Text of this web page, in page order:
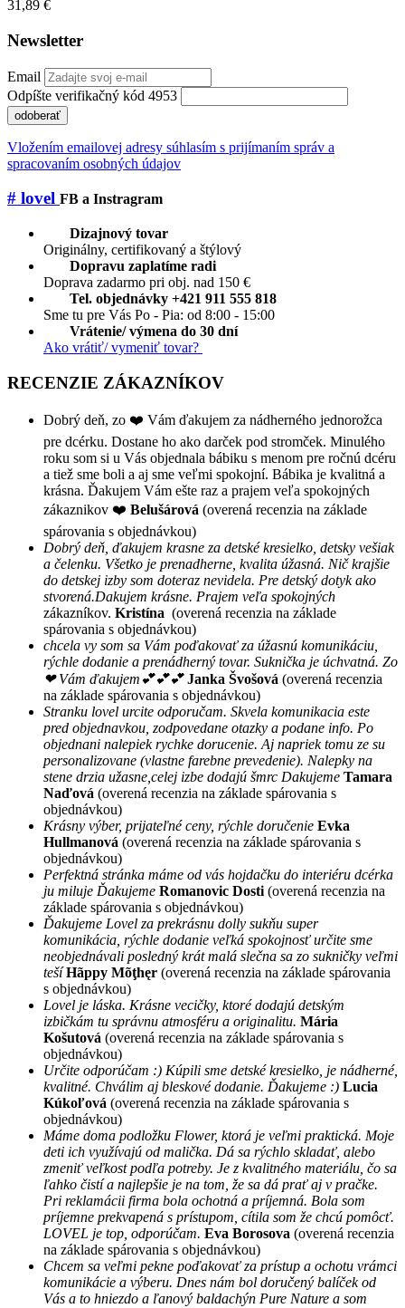
31,89 €
Newsletter
Email
Odpíšte verifikačný kód 4953
odoberať
Vložením emailovej adresy súhlasím s prijímaním správ a
spracovaním osobných údajov
# lovel FB a Instragram
Dizajnový tovar
Originálny, certifikovaný a štýlový
Dopravu zaplatíme radi
Doprava zadarmo pri obj. nad 150 €
Tel. objednávky +421 911 555 818
Sme tu pre Vás Po - Pia: od 8:00 - 15:00
Vrátenie/ výmena do 30 dní
Ako vrátiť/ vymeniť tovar?
RECENZIE ZÁKAZNÍKOV
Dobrý deň, zo ❤️ Vám ďakujem za nádherného jednorožca
pre dcérku. Dostane ho ako darček pod stromček. Minulého
roku som si u Vás objednala bábiku s menom pre ročnú dcéru
a tiež sme boli a aj sme veľmi spokojní. Bábika je kvalitná a
krásna. Ďakujem Vám ešte raz a prajem veľa spokojných
zákaznikov ❤️ Belušárová (overená recenzia na základe
spárovania s objednávkou)
Dobrý deň, ďakujem krasne za detské kresielko, detsky vešiak
a čelenku. Všetko je prenadherne, kvalita úžasná. Nič krajšie
do detskej izby som doteraz nevidela. Pre detský dotyk ako
stvorená.Dakujem krásne. Prajem veľa spokojných
zákazníkov. Kristína (overená recenzia na základe
spárovania s objednávkou)
chcela vy som sa Vám poďakovať za úžasnú komunikáciu,
rýchle dodanie a prenádherný tovar. Suknička je úchvatná. Zo
❤ Vám ďakujem💕💕💕 Janka Švošová (overená recenzia
na základe spárovania s objednávkou)
Stranku lovel urcite odporučam. Skvela komunikacia este
pred objednavkou, zodpovedane otazky a podane info. Po
objednani nalepiek rychke dorucenie. Aj napriek tomu ze su
personalizovane (vlastne farebne prevedenie). Nalepky na
stene drzia užasne,celej izbe dodajú šmrc Dakujeme Tamara
Naďová (overená recenzia na základe spárovania s
objednávkou)
Krásny výber, prijateľné ceny, rýchle doručenie Evka
Hullmanová (overená recenzia na základe spárovania s
objednávkou)
Perfektná stránka máme od vás hojdačku do interiéru dcérka
ju miluje Ďakujeme Romanovic Dosti(overená recenzia na
základe spárovania s objednávkou)
Ďakujeme Lovel za prekrásnu dolly sukňu super
komunikácia, rýchle dodanie veľká spokojnosť určite sme
neobjednávali posledný krát malá slečna sa zo sukničky veľmi
tešíHãppy Mõţhęr (overená recenzia na základe spárovania
s objednávkou)
Lovel je láska. Krásne vecičky, ktoré dodajú detským
izbičkám tu správnu atmosféru a originalitu. Mária
Košutová (overená recenzia na základe spárovania s
objednávkou)
Určite odporúčam :) Kúpili sme detské kresielko, je nádherné,
kvalitné. Chválim aj bleskové dodanie. Ďakujeme :) Lucia
Kúkoľová (overená recenzia na základe spárovania s
objednávkou)
Máme doma podložku Flower, ktorá je veľmi praktická. Moje
deti ich využívajú od malička. Dá sa rýchlo skladať, alebo
zmeniť veľkost podľa potreby. Je z kvalitného materiálu, čo sa
ľahko čistí a najlepšie je na tom, že sa dá prať aj v pračke.
Pri reklamácii firma bola ochotná a príjemná. Bola som
príjemne prekvapená s prístupom, cítila som že chcú pomôcť.
LOVEL je top, odporúčam. Eva Borosova (overená recenzia
na základe spárovania s objednávkou)
Chcem sa veľmi pekne poďakovať za prístup a ochotu vrámci
komunikácie a výberu. Dnes nám bol doručený balíček od
Vás a to hniezdo a ľanový baldachýn Pure Nature a som